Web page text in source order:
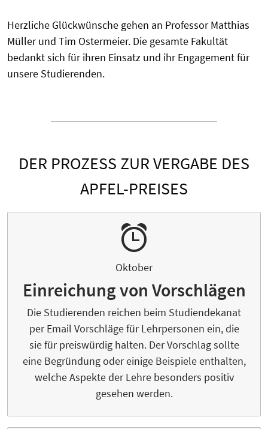
Herzliche Glückwünsche gehen an Professor Matthias
Müller und Tim Ostermeier. Die gesamte Fakultät
bedankt sich für ihren Einsatz und ihr Engagement für
unsere Studierenden.
DER PROZESS ZUR VERGABE DES
APFEL-PREISES
Oktober
Einreichung von Vorschlägen
Die Studierenden reichen beim Studiendekanat
per Email Vorschläge für Lehrpersonen ein, die
sie für preiswürdig halten. Der Vorschlag sollte
eine Begründung oder einige Beispiele enthalten,
welche Aspekte der Lehre besonders positiv
gesehen werden.